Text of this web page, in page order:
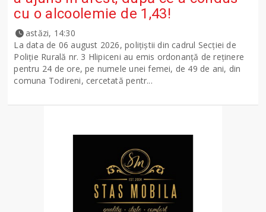
cu o alcoolemie de 1,43!
astăzi, 14:30
La data de 06 august 2026, polițiștii din cadrul Secției de
Poliție Rurală nr. 3 Hlipiceni au emis ordonanță de reținere
pentru 24 de ore, pe numele unei femei, de 49 de ani, din
comuna Todireni, cercetată pentr...